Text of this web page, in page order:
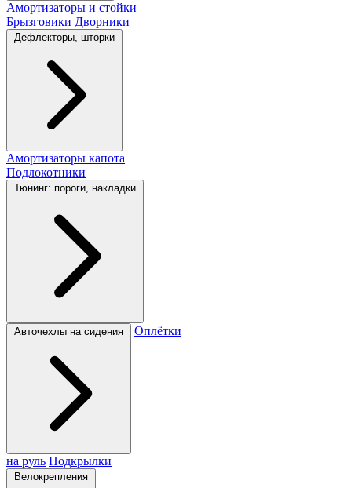
Амортизаторы и стойки
Брызговики Дворники
Дефлекторы, шторки
Амортизаторы капота
Подлокотники
Тюнинг: пороги, накладки
Авточехлы на сидения Оплётки
на руль Подкрылки
Велокрепления